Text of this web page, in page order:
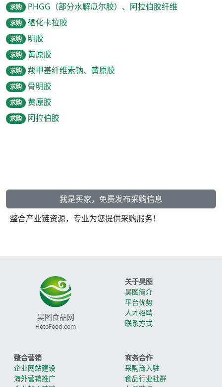
求购 PHGG（部分水解瓜尔胶）、阿拉伯胶纤维
求购 硒化卡拉胶
求购 明胶
求购 黄原胶
求购 羧甲基纤维素钠、黄原胶
求购 骨明胶
求购 黄原胶
求购 阿拉伯胶
我是买家，免费发布采购信息
整合产业链资源，专业为您提供采购服务！
昊图食品网
HotoFood.com
关于昊图
昊图简介
平台优势
人才招聘
联系方式
整合营销
企业网站建设
海外营销推广
商务合作
采购商入驻
食品行业社群